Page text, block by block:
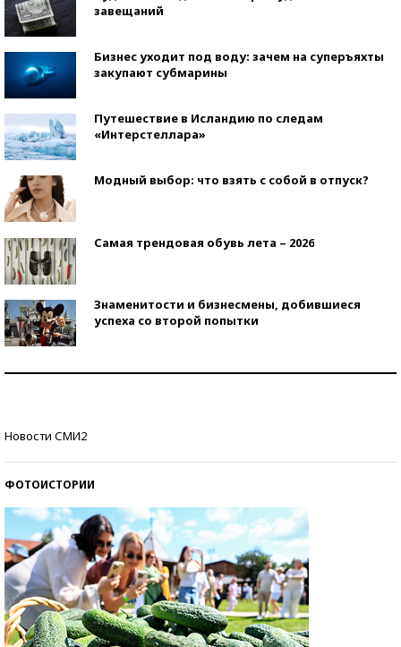
завещаний
Бизнес уходит под воду: зачем на суперъяхты
закупают субмарины
Путешествие в Исландию по следам
«Интерстеллара»
Модный выбор: что взять с собой в отпуск?
Самая трендовая обувь лета – 2026
Знаменитости и бизнесмены, добившиеся
успеха со второй попытки
Новости СМИ2
ФОТОИСТОРИИ